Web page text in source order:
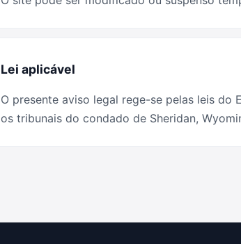
Lei aplicável
O presente aviso legal rege-se pelas leis do
os tribunais do condado de Sheridan,